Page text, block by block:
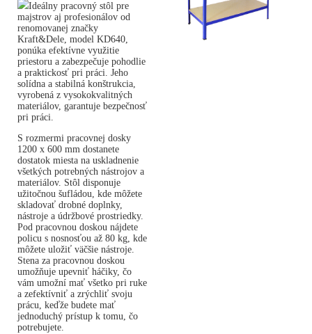
Ideálny pracovný stôl pre
majstrov aj profesionálov od
renomovanej značky
Kraft&Dele, model KD640,
ponúka efektívne využitie
priestoru a zabezpečuje pohodlie
a praktickosť pri práci. Jeho
solídna a stabilná konštrukcia,
vyrobená z vysokokvalitných
materiálov, garantuje bezpečnosť
pri práci.
S rozmermi pracovnej dosky
1200 x 600 mm dostanete
dostatok miesta na uskladnenie
všetkých potrebných nástrojov a
materiálov. Stôl disponuje
užitočnou šufládou, kde môžete
skladovať drobné doplnky,
nástroje a údržbové prostriedky.
Pod pracovnou doskou nájdete
policu s nosnosťou až 80 kg, kde
môžete uložiť väčšie nástroje.
Stena za pracovnou doskou
umožňuje upevniť háčiky, čo
vám umožní mať všetko pri ruke
a zefektívniť a zrýchliť svoju
prácu, keďže budete mať
jednoduchý prístup k tomu, čo
potrebujete.